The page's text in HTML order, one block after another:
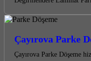
Çayırova Parke
Çayırova Parke Döşeme